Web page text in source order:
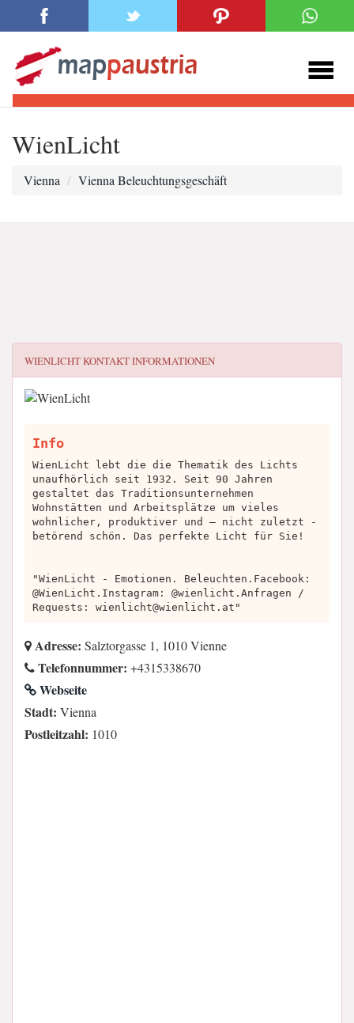
WienLicht
Vienna Vienna Beleuchtungsgeschäft
WIENLICHTKONTAKT INFORMATIONEN
Info
WienLicht lebt die die Thematik des Lichts
unaufhörlich seit 1932. Seit 90 Jahren
gestaltet das Traditionsunternehmen
Wohnstätten und Arbeitsplätze um vieles
wohnlicher, produktiver und – nicht zuletzt -
betörend schön. Das perfekte Licht für Sie!
"WienLicht - Emotionen. Beleuchten.Facebook:
@WienLicht.Instagram: @wienlicht.Anfragen /
Requests: wienlicht@wienlicht.at "
Adresse: Salztorgasse 1, 1010 Vienne
Telefonnummer: +4315338670
Webseite
Stadt: Vienna
Postleitzahl: 1010